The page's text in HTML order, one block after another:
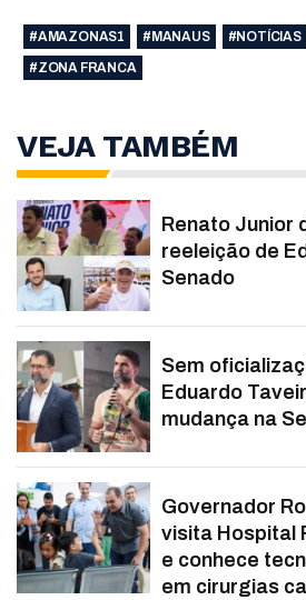
#AMAZONAS1 #MANAUS #NOTÍCIAS
#ZONA FRANCA
VEJA TAMBÉM
Renato Junior
reeleição de
Senado
Sem
Eduardo
mudança na
Governador
visita Hospital
e conhece
em cirurgias